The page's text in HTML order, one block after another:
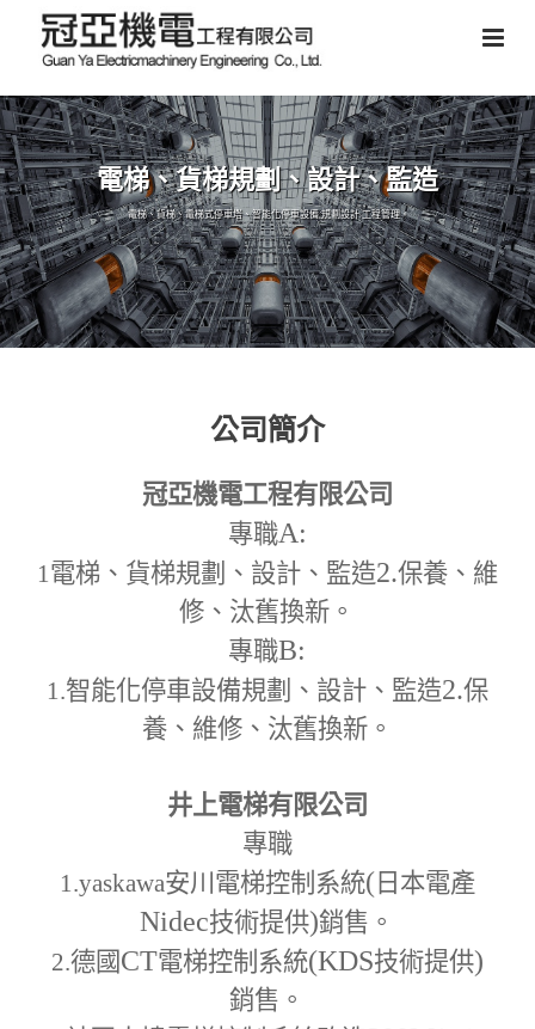
電梯、貨梯規劃、設計、監造
電梯、貨梯、電梯式停車塔、智能化停車設備,規劃設計,工程管理。
公司簡介
冠亞機電工程有限公司
專職A:
1電梯、貨梯規劃、設計、監造2.保養、維
修、汰舊換新。
專職B:
1.智能化停車設備規劃、設計、監造2.保
養、維修、汰舊換新。
井上電梯有限公司
專職
1.yaskawa安川電梯控制系統( 日本電產
Nidec技術提供)銷售。
2.德國 CT電梯控制系統(KDS技術提供)
銷售。